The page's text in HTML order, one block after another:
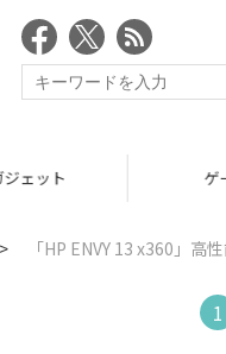
ェット ゲ
> 「HP ENVY 13 x360」
1